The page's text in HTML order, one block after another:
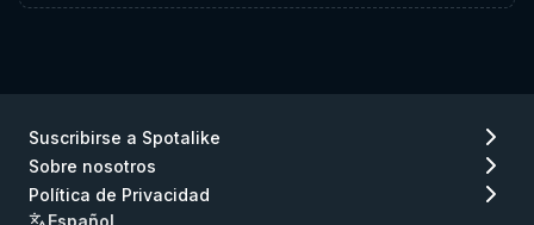
Suscribirse a Spotalike
Sobre nosotros
Política de Privacidad
Español